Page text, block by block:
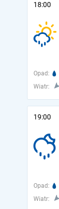
18:00
Opad:
Wiatr:
19:00
Opad:
Wiatr: